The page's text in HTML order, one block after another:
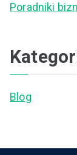
Poradniki
Blog